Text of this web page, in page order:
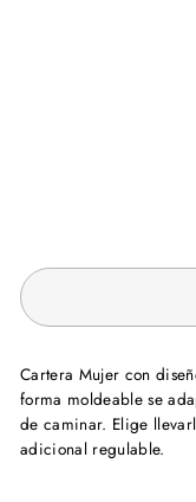
Cartera Mujer con
forma moldeable se
de caminar. Elige
adicional regulable.